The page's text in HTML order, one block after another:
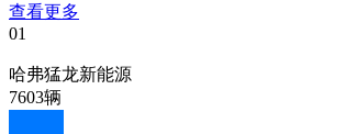
查看更多
01
哈弗猛龙新能源
7603辆